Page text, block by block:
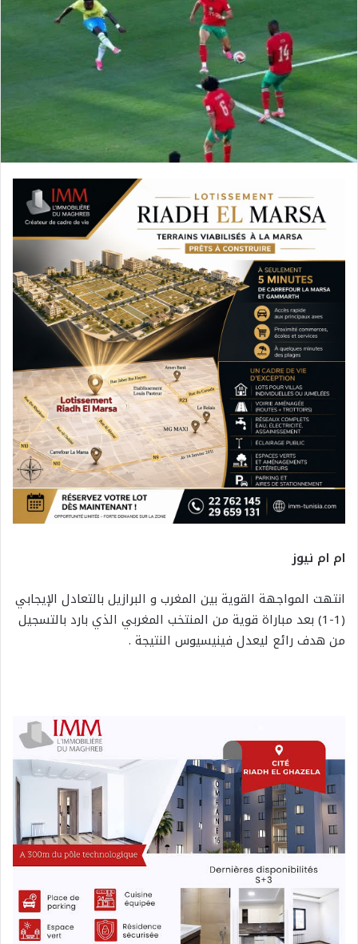
ام ام نيوز
انتهت المواجهة القوية بين المغرب و البرازيل بالتعادل الإيجابي
(1-1) بعد مباراة قوية من المنتخب المغربي الذي بارد بالتسجيل
من هدف رائع ليعدل فينيسيوس النتيجة .